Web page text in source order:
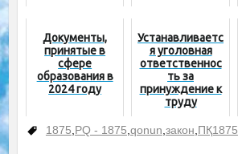
Документы,
принятые в
сфере
образования в
2024 году
Устанавливаетс
я уголовная
ответственнос
ть за
принуждение к
труду
1875 PQ - 1875 qonun закон ПҚ1875